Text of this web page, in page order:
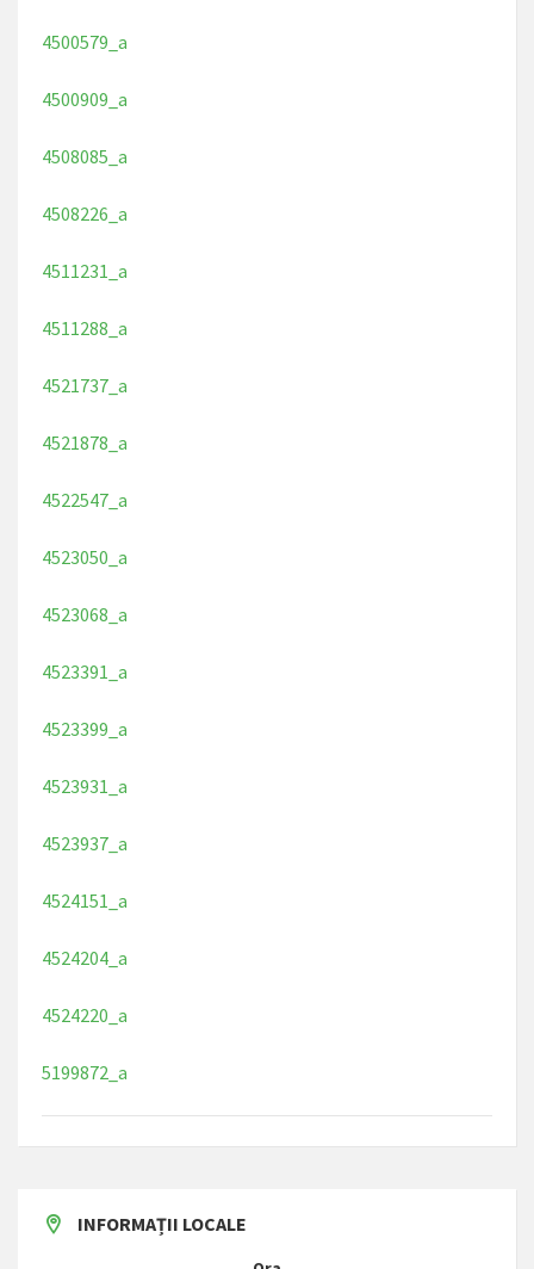
4500579_a
4500909_a
4508085_a
4508226_a
4511231_a
4511288_a
4521737_a
4521878_a
4522547_a
4523050_a
4523068_a
4523391_a
4523399_a
4523931_a
4523937_a
4524151_a
4524204_a
4524220_a
5199872_a
INFORMAȚII LOCALE